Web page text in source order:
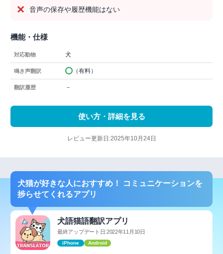
音声の保存や履歴機能はない
機能・仕様
対応動物 犬
鳴き声翻訳 （有料）
翻訳履歴 －
使い方・詳細を見る
レビュー更新日:2025年10月24日
犬猫が好きな人におすすめ！ コミュニケーションを
捗らせてくれるアプリ
犬語猫語翻訳アプリ
最終アップデート日:2022年11月10日
iPhone Android